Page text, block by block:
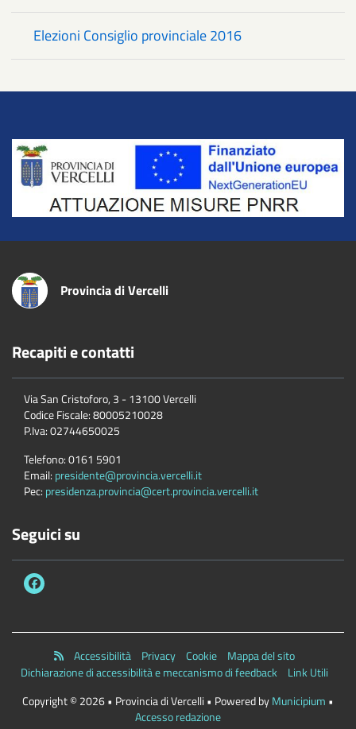
Elezioni Consiglio provinciale 2016
Title
Provincia di Vercelli
Recapiti e contatti
Via San Cristoforo, 3 - 13100 Vercelli
Codice Fiscale:80005210028
P.Iva:02744650025
Telefono:0161 5901
Email: presidente@provincia.vercelli.it
Pec: presidenza.provincia@cert.provincia.vercelli.it
Seguici su
Accessibilità Privacy Cookie
Mappa del sito
Dichiarazione di accessibilità e meccanismo di feedback
Link Utili
Copyright © 2026 • Provincia di Vercelli • Powered byMunicipium •
Accesso redazione